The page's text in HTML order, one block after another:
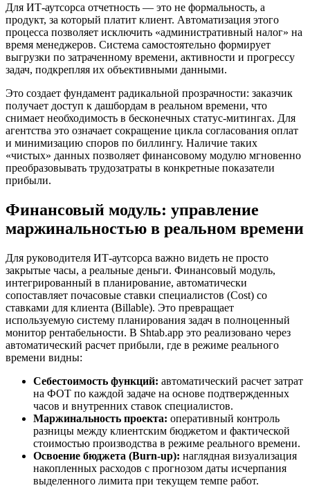
Для ИТ-аутсорса отчетность — это не формальность, а
продукт, за который платит клиент. Автоматизация этого
процесса позволяет исключить «административный налог» на
время менеджеров. Система самостоятельно формирует
выгрузки по затраченному времени, активности и прогрессу
задач, подкрепляя их объективными данными.
Это создает фундамент радикальной прозрачности: заказчик
получает доступ к дашбордам в реальном времени, что
снимает необходимость в бесконечных статус-митингах. Для
агентства это означает сокращение цикла согласования оплат
и минимизацию споров по биллингу. Наличие таких
«чистых» данных позволяет финансовому модулю мгновенно
преобразовывать трудозатраты в конкретные показатели
прибыли.
Финансовый модуль: управление
маржинальностью в реальном времени
Для руководителя ИТ-аутсорса важно видеть не просто
закрытые часы, а реальные деньги. Финансовый модуль,
интегрированный в планирование, автоматически
сопоставляет почасовые ставки специалистов (Cost) со
ставками для клиента (Billable). Это превращает
используемую систему планирования задач в полноценный
монитор рентабельности. В Shtab.app это реализовано через
автоматический расчет прибыли, где в режиме реального
времени видны:
Себестоимость функций: автоматический расчет затрат
на ФОТ по каждой задаче на основе подтвержденных
часов и внутренних ставок специалистов.
Маржинальность проекта: оперативный контроль
разницы между клиентским бюджетом и фактической
стоимостью производства в режиме реального времени.
Освоение бюджета (Burn-up): наглядная визуализация
накопленных расходов с прогнозом даты исчерпания
выделенного лимита при текущем темпе работ.